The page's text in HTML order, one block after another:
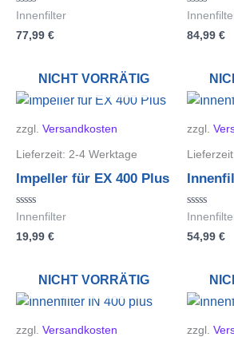
Bewertet
0
Innenfilter
77,99 €
Bewertet
0
84,99 €
NICHT VORRÄTIG
zzgl. Versandkosten
Lieferzeit: 2-4 Werktage
Impeller für EX 400 Plus
Bewertet
0
Innenfilter
19,99 €
zzgl.
Bewertet
0
54,99 €
NICHT VORRÄTIG
zzgl. Versandkosten zzgl.